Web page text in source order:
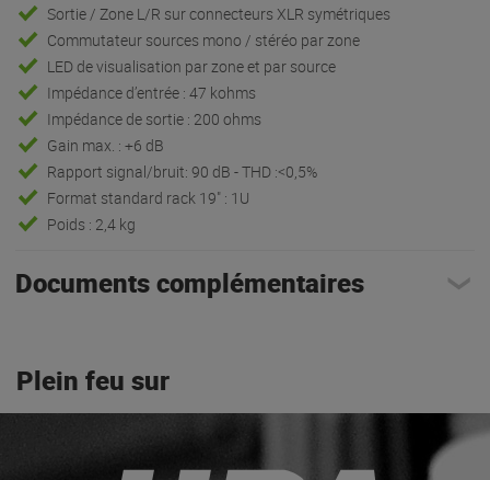
Sortie / Zone L/R sur connecteurs XLR symétriques
Commutateur sources mono / stéréo par zone
LED de visualisation par zone et par source
Impédance d’entrée : 47 kohms
Impédance de sortie : 200 ohms
Gain max. : +6 dB
Rapport signal/bruit: 90 dB - THD :<0,5%
Format standard rack 19" : 1U
Poids : 2,4 kg
Documents complémentaires
Plein feu sur